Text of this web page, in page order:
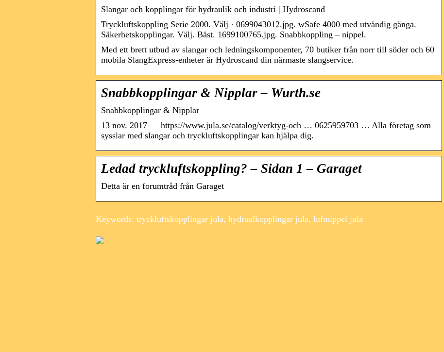
Slangar och kopplingar för hydraulik och industri | Hydroscand
Tryckluftskoppling Serie 2000. Välj · 0699043012.jpg. wSafe 4000 med utvändig gänga.
Säkerhetskopplingar. Välj. Bäst. 1699100765.jpg. Snabbkoppling – nippel.
Med ett brett utbud av slangar och ledningskomponenter, 70 butiker från norr till söder och 60
mobila SlangExpress-enheter är Hydroscand din närmaste slangservice.
Snabbkopplingar & Nipplar – Wurth.se
Snabbkopplingar & Nipplar
13 nov. 2017 — https://www.jula.se/catalog/verktyg-och … 0625959703 … Alla företag som
sysslar med slangar och tryckluftskopplingar kan hjälpa dig.
Ledad tryckluftskoppling? – Sidan 1 – Garaget
Detta är en forumtråd från Garaget
Keywords: tryckluftskopplingar jula, hydraulkopplingar jula, luftnippel jula